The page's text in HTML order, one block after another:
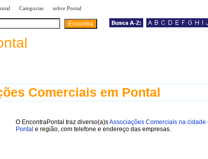
Categorias sobre Pontal
Comerciais em Pontal
O EncontraPontal traz diverso(a)sAssociações Comerciais na cidade
Pontal e região, com telefone e endereço das empresas.